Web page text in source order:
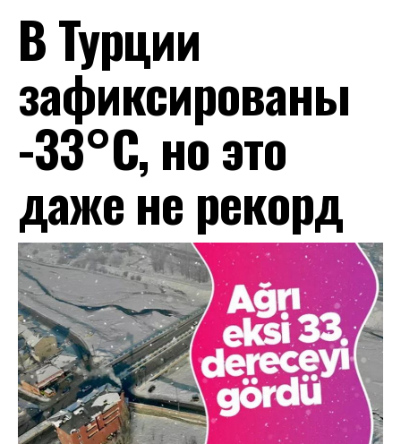
В Турции
зафиксированы
-33°С, но это
даже не рекорд